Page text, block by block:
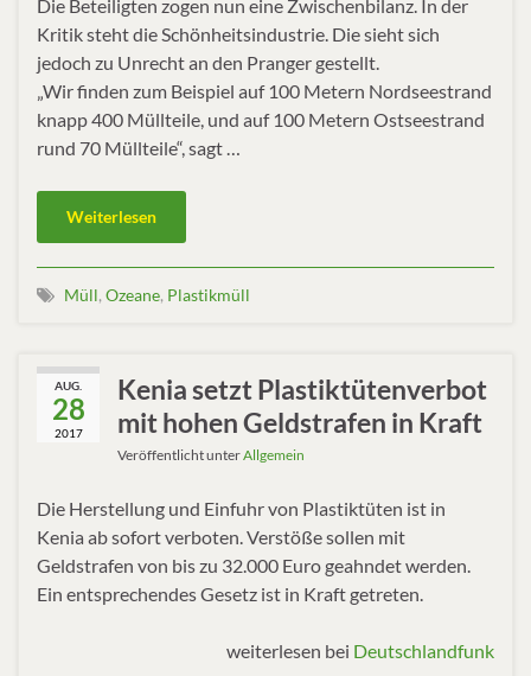
Die Beteiligten zogen nun eine Zwischenbilanz. In der
Kritik steht die Schönheitsindustrie. Die sieht sich
jedoch zu Unrecht an den Pranger gestellt.
„Wir finden zum Beispiel auf 100 Metern Nordseestrand
knapp 400 Müllteile, und auf 100 Metern Ostseestrand
rund 70 Müllteile“, sagt …
Weiterlesen
Müll, Ozeane, Plastikmüll
AUG.
28
2017
Kenia setzt Plastiktütenverbot
mit hohen Geldstrafen in Kraft
Veröffentlicht unterAllgemein
Die Herstellung und Einfuhr von Plastiktüten ist in
Kenia ab sofort verboten. Verstöße sollen mit
Geldstrafen von bis zu 32.000 Euro geahndet werden.
Ein entsprechendes Gesetz ist in Kraft getreten.
weiterlesen bei Deutschlandfunk